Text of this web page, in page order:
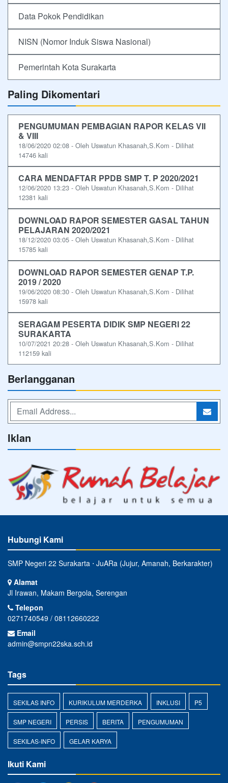
Data Pokok Pendidikan
NISN (Nomor Induk Siswa Nasional)
Pemerintah Kota Surakarta
Paling Dikomentari
PENGUMUMAN PEMBAGIAN RAPOR KELAS VII
& VIII
18/06/2020 02:08 - Oleh Uswatun Khasanah,S.Kom - Dilihat
14746 kali
CARA MENDAFTAR PPDB SMP T. P 2020/2021
12/06/2020 13:23 - Oleh Uswatun Khasanah,S.Kom - Dilihat
12381 kali
DOWNLOAD RAPOR SEMESTER GASAL TAHUN
PELAJARAN 2020/2021
18/12/2020 03:05 - Oleh Uswatun Khasanah,S.Kom - Dilihat
15785 kali
DOWNLOAD RAPOR SEMESTER GENAP T.P.
2019 / 2020
19/06/2020 08:30 - Oleh Uswatun Khasanah,S.Kom - Dilihat
15978 kali
SERAGAM PESERTA DIDIK SMP NEGERI 22
SURAKARTA
10/07/2021 20:28 - Oleh Uswatun Khasanah,S.Kom - Dilihat
112159 kali
Berlangganan
Iklan
Hubungi Kami
SMP Negeri 22 Surakarta ⋅ JuARa (Jujur, Amanah, Berkarakter)
Alamat
Jl Irawan, Makam Bergola, Serengan
Telepon
0271740549 / 08112660222
Email
admin@smpn22ska.sch.id
Tags
SEKILAS INFO KURIKULUM MERDERKA INKLUSI P5
SMP NEGERI PERSIS BERITA PENGUMUMAN
SEKILAS-INFO GELAR KARYA
Ikuti Kami